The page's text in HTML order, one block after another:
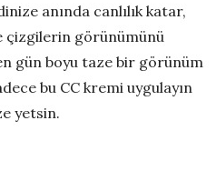
anında canlılık katar,
çizgilerin görünümünü
gün boyu taze bir görünüm
bu CC kremi uygulayın
yetsin.